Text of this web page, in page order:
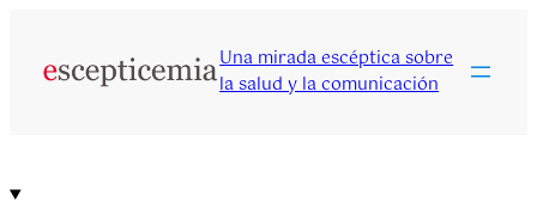
contenido
Una mirada escéptica sobre
la salud y la comunicación